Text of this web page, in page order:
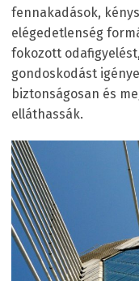
fennakadások,
elégedetlenség
fokozott
gondoskodást
biztonságosan és
elláthassák.